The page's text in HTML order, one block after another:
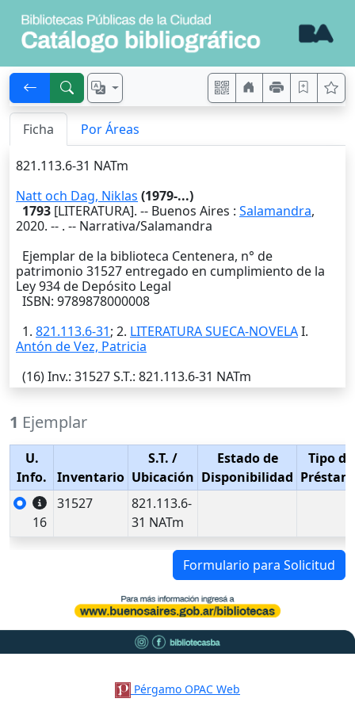
Ficha Por Áreas
821.113.6-31 NATm
Natt och Dag, Niklas (1979-...)
1793 [LITERATURA]. -- Buenos Aires : Salamandra,
2020. -- . -- Narrativa/Salamandra
Ejemplar de la biblioteca Centenera, n° de
patrimonio 31527 entregado en cumplimiento de la
Ley 934 de Depósito Legal
ISBN: 9789878000008
1. 821.113.6-31; 2. LITERATURA SUECA-NOVELAI.
Antón de Vez, Patricia
(16)Inv.: 31527S.T.: 821.113.6-31 NATm
1 Ejemplar
U.
Info.
Inventario
S.T. /
Ubicación
Estado de
Disponibilidad
Tipo de
16
31527
821.113.6-
31 NATm
Formulario para Solicitud
Pérgamo OPAC Web